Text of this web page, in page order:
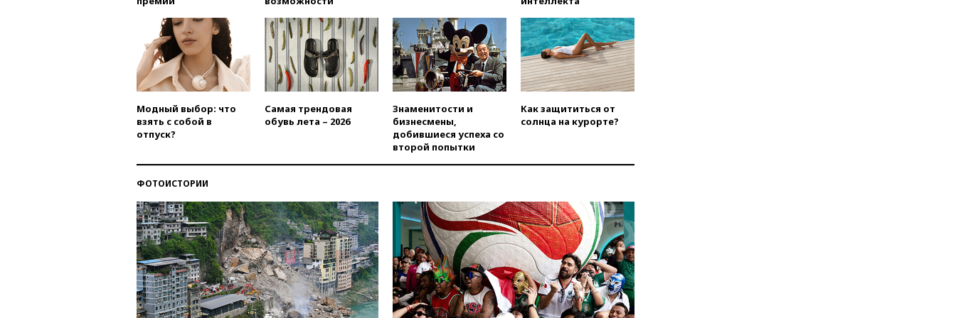
понимает сущность киевского
режима
05:10
Дом детства Нила
Армстронга впервые за 38 лет
выставили на продажу
04:00
Мирошник: России стоит
украинского конфликта
03:16
Ираном
области все еще неизвестна
01:10МИД РФ: ЕС пытается
сохранить мобилизационный
ресурс для Украины
00:05Девочка с «маской
Бэтмена» показала лицо
после последней операции
Модный выбор: что
взять с собой в
отпуск?
Самая трендовая
обувь лета – 2026
Знаменитости и
бизнесмены,
добившиеся успеха со
второй попытки
Как защититься от
солнца на курорте?
ФОТОИСТОРИИ